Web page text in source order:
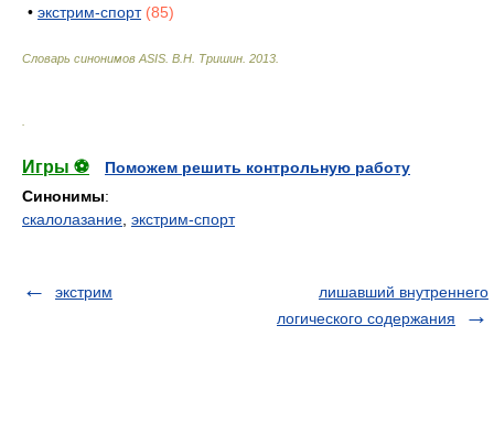
• экстрим-спорт (85)
Словарь синонимов ASIS. В.Н. Тришин 2013
Игры ⚽
Поможем решить контрольную работу
Синонимы:
скалолазание экстрим-спорт
экстрим
лишавший внутреннего
логического содержания